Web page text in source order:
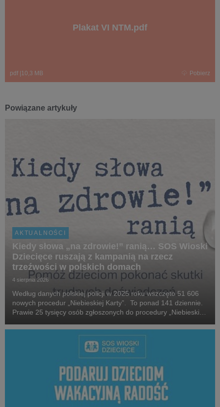
Plakat VI NTM.pdf
pdf 10,3 MB Pobierz
Powiązane artykuły
AKTUALNOŚCI
Kiedy słowa „na zdrowie!” ranią… SOS Wioski
Dziecięce ruszają z kampanią na rzecz
trzeźwości w polskich domach
4 sierpnia 2026
Według danych polskiej policji w 2025 roku wszczęto 51 606
nowych procedur „Niebieskiej Karty”. To ponad 141 dziennie.
Prawie 25 tysięcy osób zgłoszonych do procedury „Niebieskiej
pod wpływem alkoholu. W 2025 roku...